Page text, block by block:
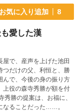
お気に入り追加 8
愛した漢
屋で、産声を上げた池田
つだけの父、利恒と、勝
んで、今後の身の振り方
上役の森寺秀勝が額を付
秀勝の提案は、お福に、
なることだった……。